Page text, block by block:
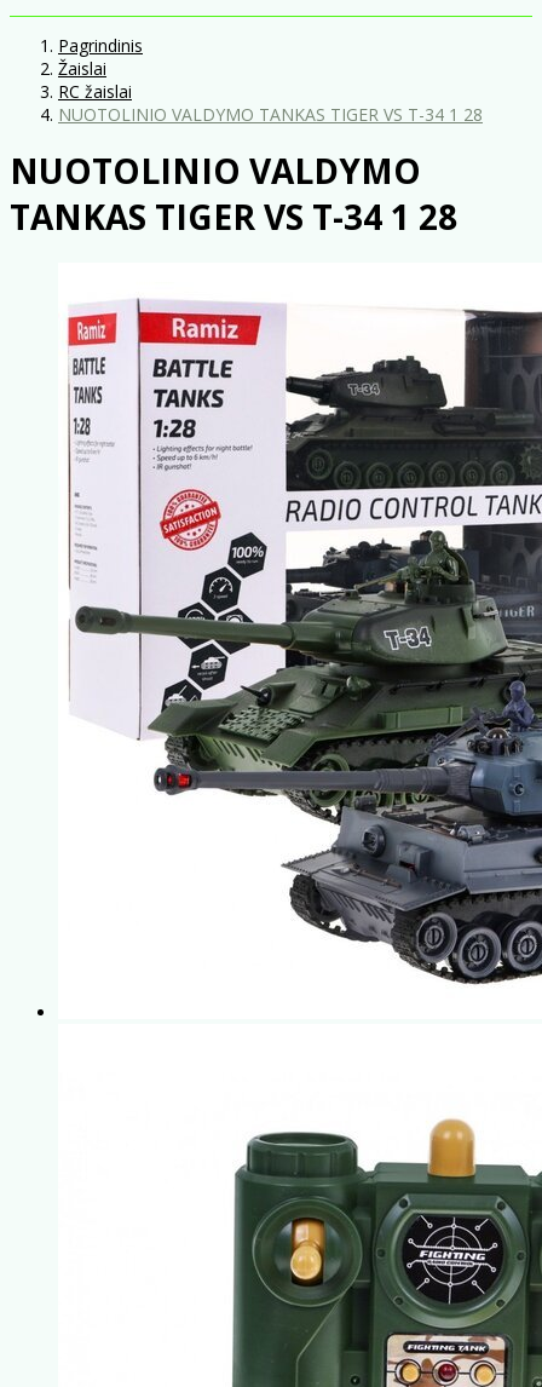
Pagrindinis
Žaislai
RC žaislai
NUOTOLINIO VALDYMO TANKAS TIGER VS T-34 1 28
NUOTOLINIO VALDYMO
TANKAS TIGER VS T-34 1 28